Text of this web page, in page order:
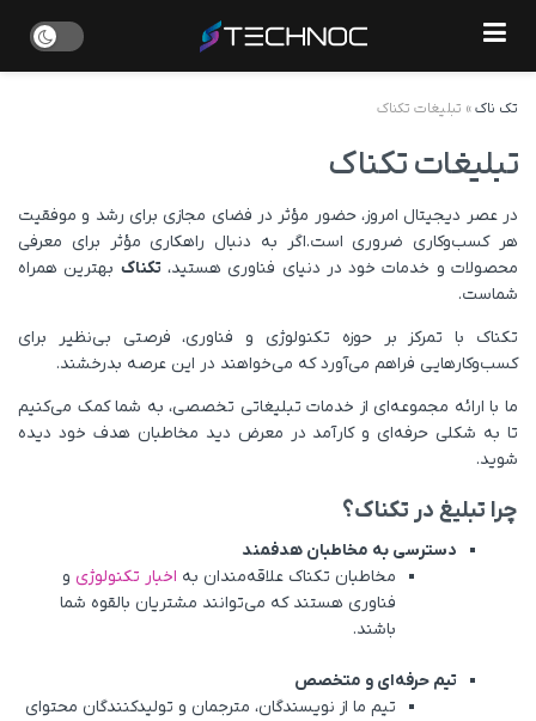
تک ناک» تبلیغات تکناک
تبلیغات تکناک
در عصر دیجیتال امروز، حضور مؤثر در فضای مجازی برای رشد و موفقیت
هر کسب‌وکاری ضروری است.اگر به دنبال راهکاری مؤثر برای معرفی
محصولات و خدمات خود در دنیای فناوری هستید، تکناک بهترین همراه
شماست.
تکناک با تمرکز بر حوزه تکنولوژی و فناوری، فرصتی بی‌نظیر برای
کسب‌وکارهایی فراهم می‌آورد که می‌خواهند در این عرصه بدرخشند.
ما با ارائه مجموعه‌ای از خدمات تبلیغاتی تخصصی، به شما کمک می‌کنیم
تا به شکلی حرفه‌ای و کارآمد در معرض دید مخاطبان هدف خود دیده
شوید.
چرا تبلیغ در تکناک؟
دسترسی به مخاطبان هدفمند
مخاطبان تکناک علاقه‌مندان به اخبار تکنولوژی و
فناوری هستند که می‌توانند مشتریان بالقوه شما
باشند.
تیم حرفه‌ای و متخصص
تیم ما از نویسندگان، مترجمان و تولیدکنندگان محتوای